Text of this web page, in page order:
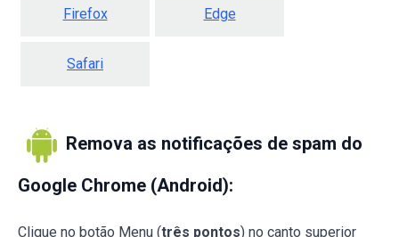
Firefox Edge
Safari
Remova as notificações de spam do
Google Chrome (Android):
Clique no botão Menu (três pontos) no canto superior